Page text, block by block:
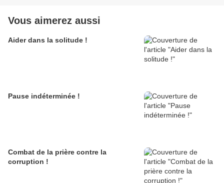
Vous aimerez aussi
Aider dans la solitude !
Pause indéterminée !
Combat de la prière contre la
corruption !